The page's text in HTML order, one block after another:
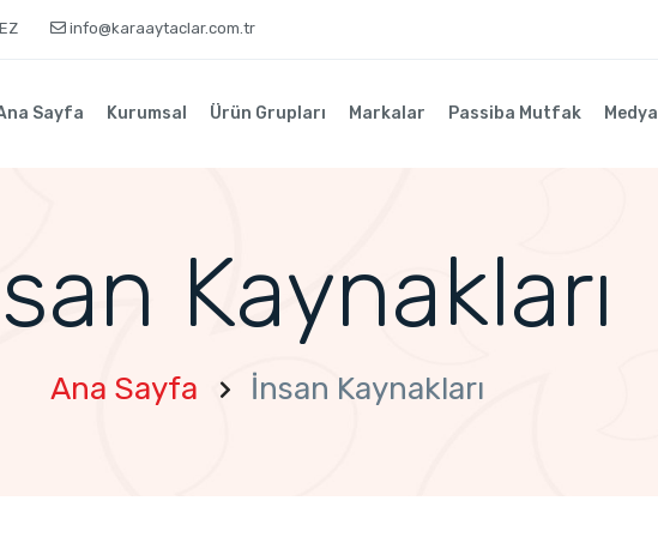
info@karaaytaclar.com.tr
Sayfa Kurumsal Ürün Grupları Markalar Passiba Mutfak Medya
Kaynakları
Ana Sayfa İnsan Kaynakları